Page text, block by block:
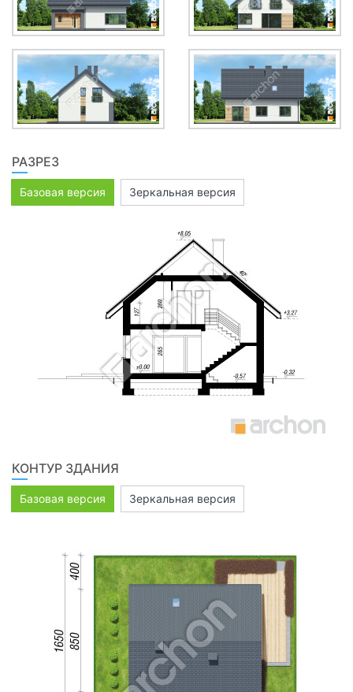
РАЗРЕЗ
Базовая версия Зеркальная версия
КОНТУР ЗДАНИЯ
Базовая версия Зеркальная версия